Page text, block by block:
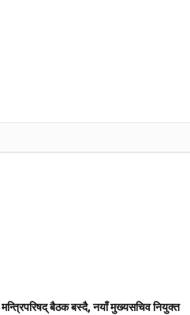
मन्त्रिपरिषद् बैठक बस्दै, नयाँ मुख्यसचिव नियुक्त